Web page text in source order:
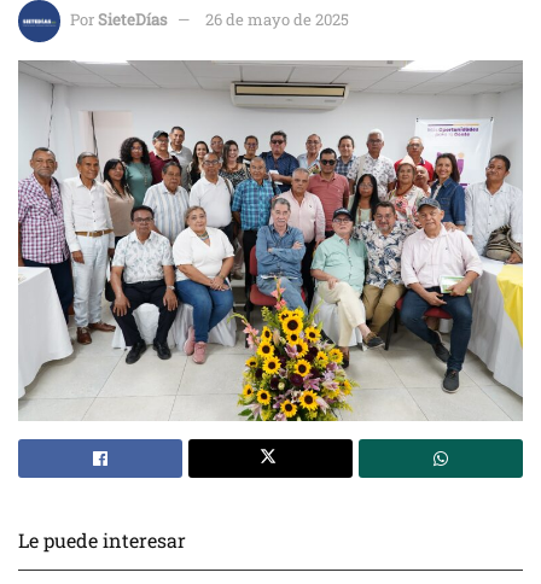
PorSieteDías 26 de mayo de 2025
Le puede interesar